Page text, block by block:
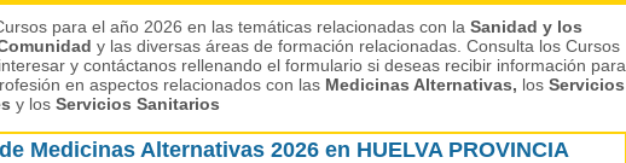
para el año 2026 en las temáticas relacionadas con la Sanidad y los
y las diversas áreas de formación relacionadas. Consulta los Cursos
y contáctanos rellenando el formulario si deseas recibir información para
en aspectos relacionados con las Medicinas Alternativas, los Servicios
y los Servicios Sanitarios
Medicinas Alternativas 2026 en HUELVA PROVINCIA